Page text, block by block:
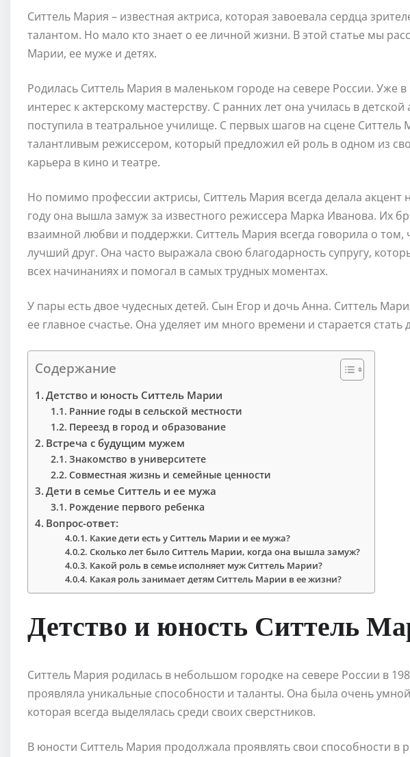
Ситтель Мария – известная актриса, которая завоевала сердца
талантом. Но мало кто знает о ее личной жизни. В этой статье мы
Марии, ее муже и детях.
Родилась Ситтель Мария в маленьком городе на севере России. Уже
интерес к актерскому мастерству. С ранних лет она училась в
поступила в театральное училище. С первых шагов на сцене
талантливым режиссером, который предложил ей роль в одном из
карьера в кино и театре.
Но помимо профессии актрисы, Ситтель Мария всегда делала акцент
году она вышла замуж за известного режиссера Марка Иванова. Их
взаимной любви и поддержки. Ситтель Мария всегда говорила о
лучший друг. Она часто выражала свою благодарность супругу,
всех начинаниях и помогал в самых трудных моментах.
У пары есть двое чудесных детей. Сын Егор и дочь Анна. Ситтель
ее главное счастье. Она уделяет им много времени и старается
Содержание
Детство и юность Ситтель Марии
Ранние годы в сельской местности
Переезд в город и образование
Встреча с будущим мужем
Знакомство в университете
Совместная жизнь и семейные ценности
Дети в семье Ситтель и ее мужа
Рождение первого ребенка
Вопрос-ответ:
Какие дети есть у Ситтель Марии и ее мужа?
Сколько лет было Ситтель Марии, когда она вышла замуж?
Какой роль в семье исполняет муж Ситтель Марии?
Какая роль занимает детям Ситтель Марии в ее жизни?
Детство и юность Ситтель
Ситтель Мария родилась в небольшом городке на севере России в
проявляла уникальные способности и таланты. Она была очень
которая всегда выделялась среди своих сверстников.
В юности Ситтель Мария продолжала проявлять свои способности в